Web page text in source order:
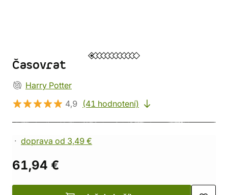
Časovrat
Harry Potter
4,9 (41 hodnotení)
doprava od 3,49 €
61,94 €